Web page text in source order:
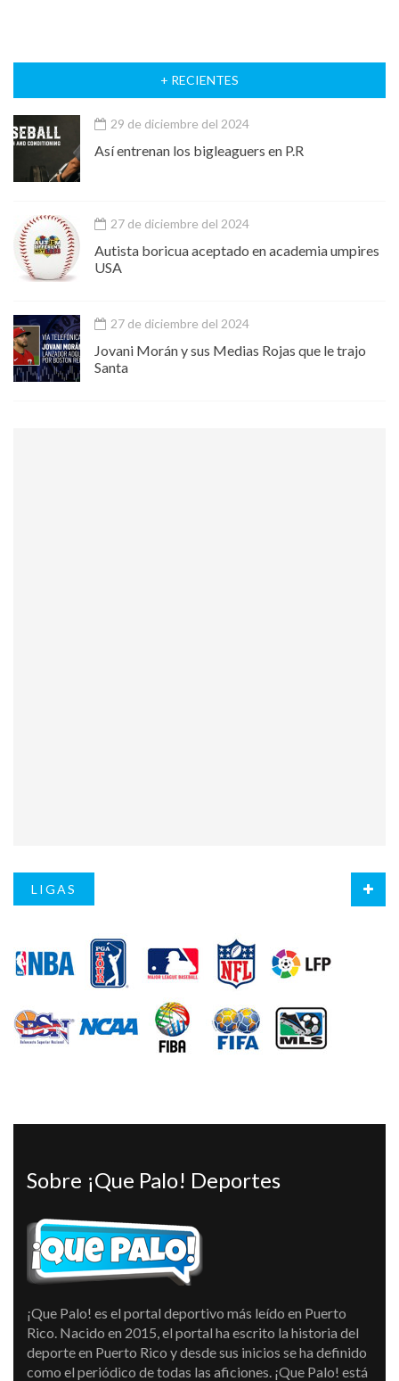
+ RECIENTES
29 de diciembre del 2024
Así entrenan los bigleaguers en P.R
27 de diciembre del 2024
Autista boricua aceptado en academia umpires
USA
27 de diciembre del 2024
Jovani Morán y sus Medias Rojas que le trajo
Santa
LIGAS
Sobre ¡Que Palo! Deportes
¡Que Palo! es el portal deportivo más leído en Puerto
Rico. Nacido en 2015, el portal ha escrito la historia del
deporte en Puerto Rico y desde sus inicios se ha definido
como el periódico de todas las aficiones. ¡Que Palo! está